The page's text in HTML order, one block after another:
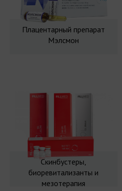
Плацентарный препарат
Мэлсмон
Скинбустеры,
биоревитализанты и
мезотерапия